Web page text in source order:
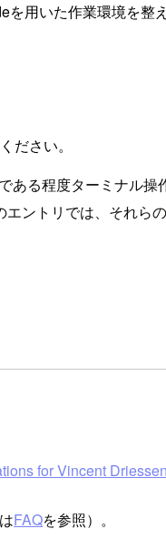
用いた作業環境を
ださい。
る程度ターミナル
ントリでは、それら
for Vincent
FAQを参照）。